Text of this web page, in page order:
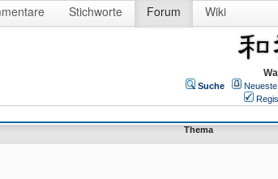
Stichworte Forum Wiki
Suche
Thema